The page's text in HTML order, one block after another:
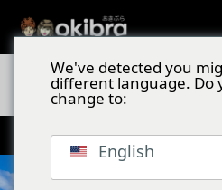
沖縄スポット
The BREAKFAST
トビーフ丼食べ放題朝食
朝から石垣牛ローストビーフ丼、
We've detected you
different language. Do
change to:
English